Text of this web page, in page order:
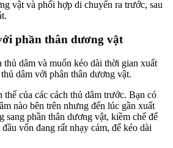
vật và phối hợp di chuyển ra trước, sau
phần thân dương vật
thủ dâm và muốn kéo dài thời gian xuất
dâm với phân thân dương vật.
thể của các cách thủ dâm trước. Bạn có
nào bên trên nhưng đến lúc gần xuất
sang phần thân dương vật, kiềm chế để
vốn đang rất nhạy cảm, để kéo dài